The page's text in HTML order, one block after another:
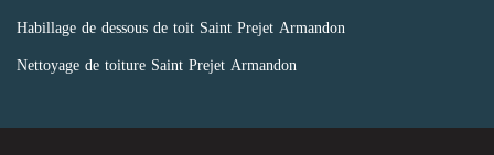
Habillage de dessous de toit Saint Prejet Armandon
Nettoyage de toiture Saint Prejet Armandon